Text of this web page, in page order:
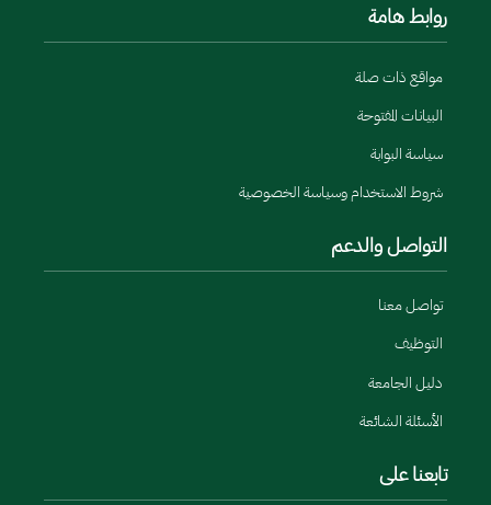
روابط هامة
مواقع ذات صلة
البيانات المفتوحة
سياسة البوابة
شروط الاستخدام وسياسة الخصوصية
التواصل والدعم
تواصل معنا
التوظيف
دليل الجامعة
الأسئلة الشائعة
تابعنا على